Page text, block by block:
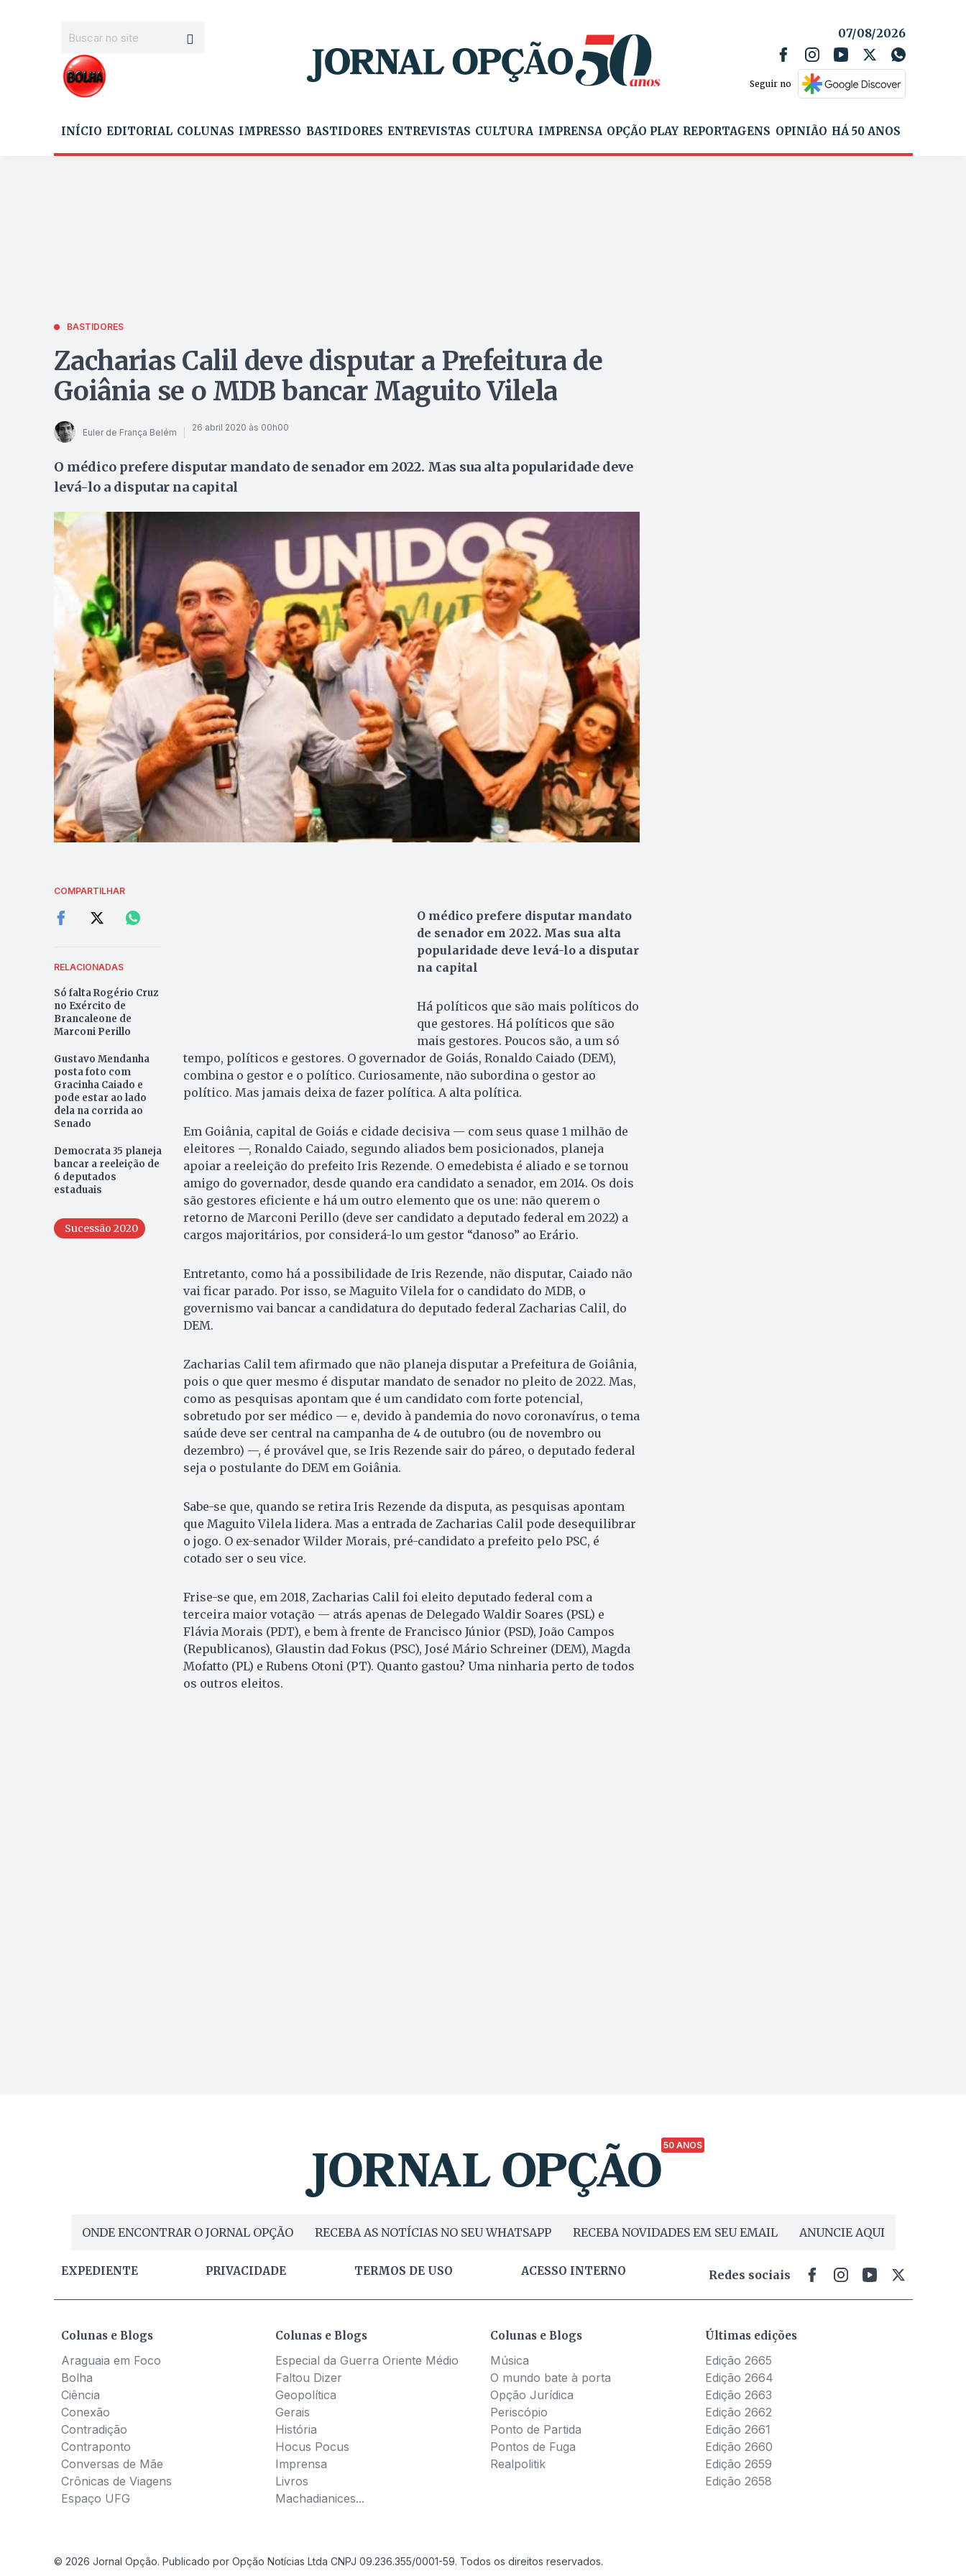
07/08/2026
Seguir no
INÍCIO EDITORIAL COLUNAS IMPRESSO BASTIDORES ENTREVISTAS CULTURA IMPRENSA OPÇÃO PLAY REPORTAGENS OPINIÃO HÁ 50 ANOS
BASTIDORES
Zacharias Calil deve disputar a Prefeitura de
Goiânia se o MDB bancar Maguito Vilela
Euler de França Belém 26 abril 2020 às 00h00
O médico prefere disputar mandato de senador em 2022. Mas sua alta popularidade deve
levá-lo a disputar na capital
COMPARTILHAR
RELACIONADAS
Só falta Rogério Cruz
no Exército de
Brancaleone de
Marconi Perillo
Gustavo Mendanha
posta foto com
Gracinha Caiado e
pode estar ao lado
dela na corrida ao
Senado
Democrata 35 planeja
bancar a reeleição de
6 deputados
estaduais
Sucessão 2020
O médico prefere disputar mandato
de senador em 2022. Mas sua alta
popularidade deve levá-lo a disputar
na capital
Há políticos que são mais políticos do
que gestores. Há políticos que são
mais gestores. Poucos são, a um só
tempo, políticos e gestores. O governador de Goiás, Ronaldo Caiado (DEM),
combina o gestor e o político. Curiosamente, não subordina o gestor ao
político. Mas jamais deixa de fazer política. A alta política.
Em Goiânia, capital de Goiás e cidade decisiva — com seus quase 1 milhão de
eleitores —, Ronaldo Caiado, segundo aliados bem posicionados, planeja
apoiar a reeleição do prefeito Iris Rezende. O emedebista é aliado e se tornou
amigo do governador, desde quando era candidato a senador, em 2014. Os dois
são gestores eficiente e há um outro elemento que os une: não querem o
retorno de Marconi Perillo (deve ser candidato a deputado federal em 2022) a
cargos majoritários, por considerá-lo um gestor “danoso” ao Erário.
Entretanto, como há a possibilidade de Iris Rezende, não disputar, Caiado não
vai ficar parado. Por isso, se Maguito Vilela for o candidato do MDB, o
governismo vai bancar a candidatura do deputado federal Zacharias Calil, do
DEM.
Zacharias Calil tem afirmado que não planeja disputar a Prefeitura de Goiânia,
pois o que quer mesmo é disputar mandato de senador no pleito de 2022. Mas,
como as pesquisas apontam que é um candidato com forte potencial,
sobretudo por ser médico — e, devido à pandemia do novo coronavírus, o tema
saúde deve ser central na campanha de 4 de outubro (ou de novembro ou
dezembro) —, é provável que, se Iris Rezende sair do páreo, o deputado federal
seja o postulante do DEM em Goiânia.
Sabe-se que, quando se retira Iris Rezende da disputa, as pesquisas apontam
que Maguito Vilela lidera. Mas a entrada de Zacharias Calil pode desequilibrar
o jogo. O ex-senador Wilder Morais, pré-candidato a prefeito pelo PSC, é
cotado ser o seu vice.
Frise-se que, em 2018, Zacharias Calil foi eleito deputado federal com a
terceira maior votação — atrás apenas de Delegado Waldir Soares (PSL) e
Flávia Morais (PDT), e bem à frente de Francisco Júnior (PSD), João Campos
(Republicanos), Glaustin dad Fokus (PSC), José Mário Schreiner (DEM), Magda
Mofatto (PL) e Rubens Otoni (PT). Quanto gastou? Uma ninharia perto de todos
os outros eleitos.
50 ANOS
ONDE ENCONTRAR O JORNAL OPÇÃO RECEBA AS NOTÍCIAS NO SEU WHATSAPP RECEBA NOVIDADES EM SEU EMAIL ANUNCIE AQUI
EXPEDIENTE PRIVACIDADE TERMOS DE USO ACESSO INTERNO Redes sociais
Colunas e Blogs
Araguaia em Foco
Bolha
Ciência
Conexão
Contradição
Contraponto
Conversas de Mãe
Crônicas de Viagens
Espaço UFG
Colunas e Blogs
Especial da Guerra Oriente Médio
Faltou Dizer
Geopolítica
Gerais
História
Hocus Pocus
Imprensa
Livros
Machadianices...
Colunas e Blogs
Música
O mundo bate à porta
Opção Jurídica
Periscópio
Ponto de Partida
Pontos de Fuga
Realpolitik
Últimas edições
Edição 2665
Edição 2664
Edição 2663
Edição 2662
Edição 2661
Edição 2660
Edição 2659
Edição 2658
© 2026 Jornal Opção. Publicado por Opção Notícias Ltda CNPJ 09.236.355/0001-59. Todos os direitos reservados.